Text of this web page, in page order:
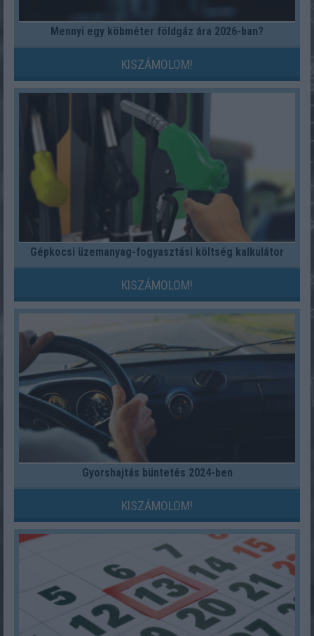
Mennyi egy köbméter földgáz ára 2026-ban?
KISZÁMOLOM!
Gépkocsi üzemanyag-fogyasztási költség kalkulátor
KISZÁMOLOM!
Gyorshajtás büntetés 2024-ben
KISZÁMOLOM!